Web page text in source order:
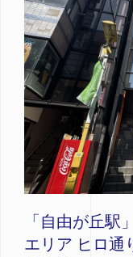
「自由が丘駅
エリア ヒロ通